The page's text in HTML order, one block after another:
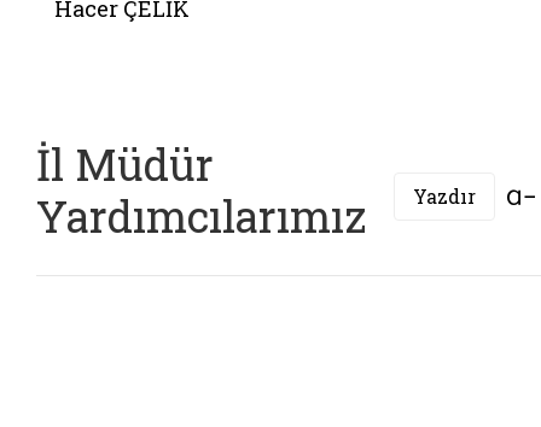
Hacer ÇELİK
İl Müdür
Yardımcılarımız
Yazdır